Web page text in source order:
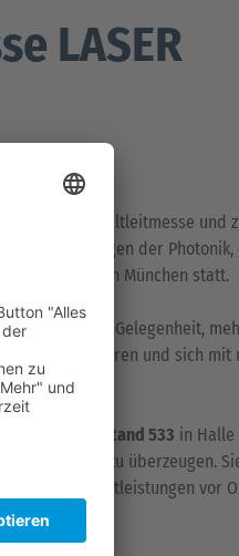
LASER
zur 27. Weltleitmesse und
und Anwendungen der
27. Juni 2025 in München statt.
großartige Gelegenheit,
zu erfahren und sich mit
Stand 533 in Halle
Lösungen zu überzeugen.
und Dienstleistungen vor